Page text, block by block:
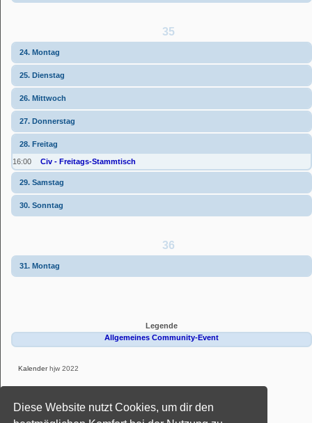
Diese Website nutzt Cookies, um dir den
35
24. Montag
25. Dienstag
26. Mittwoch
27. Donnerstag
28. Freitag
16:00 Civ - Freitags-Stammtisch
29. Samstag
30. Sonntag
36
31. Montag
Legende
Allgemeines Community-Event
Kalenderhjw 2022
Deutsche Übersetzung durch phpBB.de